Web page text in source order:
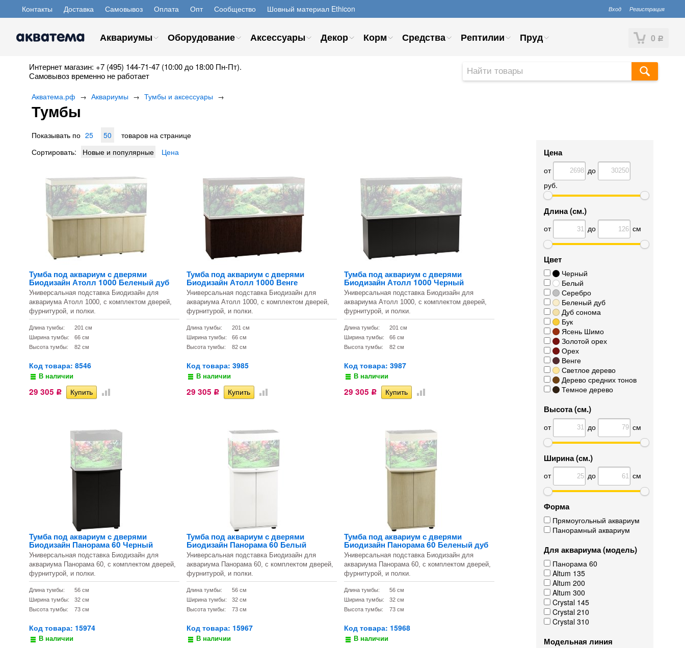
Контакты Доставка Самовывоз Оплата Опт Сообщество Шовный материал Ethicon Вход Регистрация
0 Р
Аквариумы Оборудование Аксессуары Декор Корм Средства Рептилии Пруд
Интернет магазин: +7 (495) 144-71-47 (10:00 до 18:00 Пн-Пт).
Самовывоз временно не работает
Акватема.рф → Аквариумы → Тумбы и аксессуары →
Тумбы
Показывать по 25 50 товаров на странице
Цена
от
до
руб.
Длина (см.)
от до см
Цвет
Черный
Белый
Серебро
Беленый дуб
Дуб сонома
Бук
Ясень Шимо
Золотой орех
Орех
Венге
Светлое дерево
Дерево средних тонов
Темное дерево
Высота (см.)
от до см
Ширина (см.)
от до см
Форма
Прямоугольный аквариум
Панорамный аквариум
Для аквариума (модель)
Панорама 60
Altum 135
Altum 200
Altum 300
Crystal 145
Crystal 210
Crystal 310
Модельная линия
Сортировать: Новые и популярные Цена
Тумба под аквариум с дверями
Биодизайн Атолл 1000 Беленый дуб
Универсальная подставка Биодизайн для
аквариума Атолл 1000, с комплектом дверей,
фурнитурой, и полки.
Длина тумбы:
201 см
Ширина тумбы:
66 см
Высота тумбы:
82 см
Код товара: 8546
В наличии
29 305 Р
Тумба под аквариум с дверями
Биодизайн Атолл 1000 Венге
Универсальная подставка Биодизайн для
аквариума Атолл 1000, с комплектом дверей,
фурнитурой, и полки.
Длина тумбы:
201 см
Ширина тумбы:
66 см
Высота тумбы:
82 см
Код товара: 3985
В наличии
29 305 Р
Тумба под аквариум с дверями
Биодизайн Атолл 1000 Черный
Универсальная подставка Биодизайн для
аквариума Атолл 1000, с комплектом дверей,
фурнитурой, и полки.
Длина тумбы:
201 см
Ширина тумбы:
66 см
Высота тумбы:
82 см
Код товара: 3987
В наличии
29 305 Р
Тумба под аквариум с дверями
Биодизайн Панорама 60 Черный
Универсальная подставка Биодизайн для
аквариума Панорама 60, с комплектом дверей,
фурнитурой, и полки.
Длина тумбы:
56 см
Ширина тумбы:
32 см
Высота тумбы:
73 см
Код товара: 15974
В наличии
Тумба под аквариум с дверями
Биодизайн Панорама 60 Белый
Универсальная подставка Биодизайн для
аквариума Панорама 60, с комплектом дверей,
фурнитурой, и полки.
Длина тумбы:
56 см
Ширина тумбы:
32 см
Высота тумбы:
73 см
Код товара: 15967
В наличии
Тумба под аквариум с дверями
Биодизайн Панорама 60 Беленый дуб
Универсальная подставка Биодизайн для
аквариума Панорама 60, с комплектом дверей,
фурнитурой, и полки.
Длина тумбы:
56 см
Ширина тумбы:
32 см
Высота тумбы:
73 см
Код товара: 15968
В наличии